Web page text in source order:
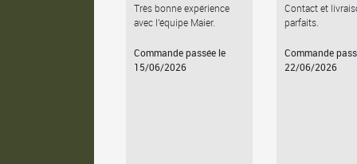
Très bonne expérience
avec l'équipe Maier.
Commande passée le
15/06/2026
Contact et
parfaits.
Commande
22/06/2026